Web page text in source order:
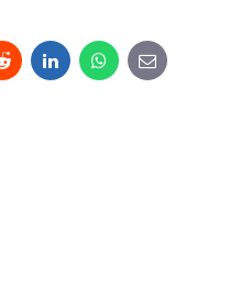
RedditLinkedInWhatsApp
E-
mail